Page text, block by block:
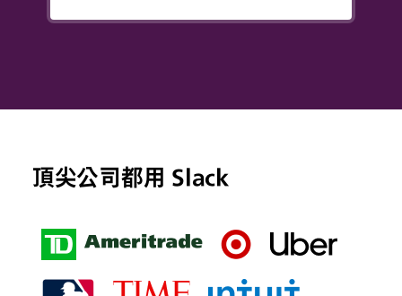
頂尖公司都用 Slack